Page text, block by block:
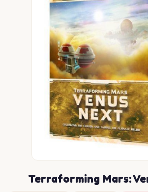
Terraforming Mars: